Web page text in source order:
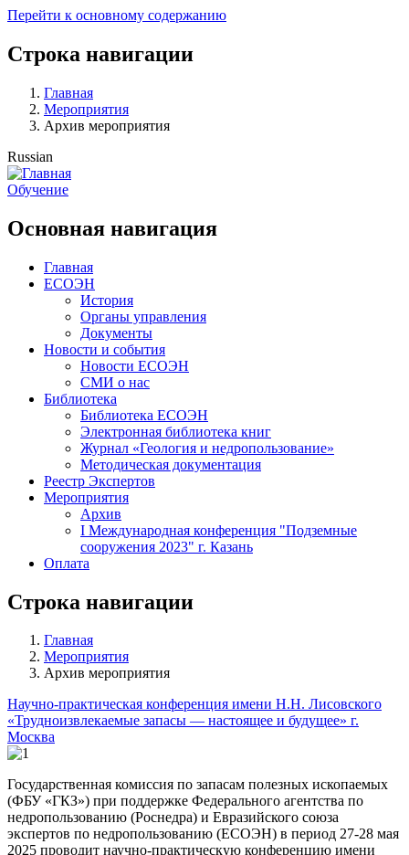
Перейти к основному содержанию
Строка навигации
Главная
Мероприятия
Архив мероприятия
Russian
Обучение
Основная навигация
Главная
ЕСОЭН
История
Органы управления
Документы
Новости и события
Новости ЕСОЭН
СМИ о нас
Библиотека
Библиотека ЕСОЭН
Электронная библиотека книг
Журнал «Геология и недропользование»
Методическая документация
Реестр Экспертов
Мероприятия
Архив
I Международная конференция "Подземные
сооружения 2023" г. Казань
Оплата
Строка навигации
Главная
Мероприятия
Архив мероприятия
Научно-практическая конференция имени Н.Н. Лисовского
«Трудноизвлекаемые запасы — настоящее и будущее» г.
Москва
Государственная комиссия по запасам полезных ископаемых
(ФБУ «ГКЗ») при поддержке Федерального агентства по
недропользованию (Роснедра) и Евразийского союза
экспертов по недропользованию (ЕСОЭН) в период 27-28 мая
2025 проводит научно-практическую конференцию имени